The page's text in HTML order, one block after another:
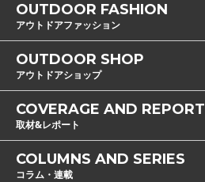
OUTDOOR FASHION
アウトドアファッション
OUTDOOR SHOP
アウトドアショップ
COVERAGE AND REPORT
取材&レポート
COLUMNS AND SERIES
コラム・連載